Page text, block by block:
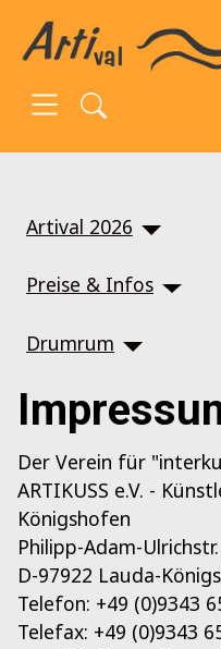
SKIP TO MAIN
Artival 2026
Preise & Infos
Drumrum
Der Verein für
ARTIKUSS e.V. -
Königshofen
Philipp-Adam-
D-97922 Lauda-
Telefon: +49 (0)9343
Telefax: +49 (0)9343